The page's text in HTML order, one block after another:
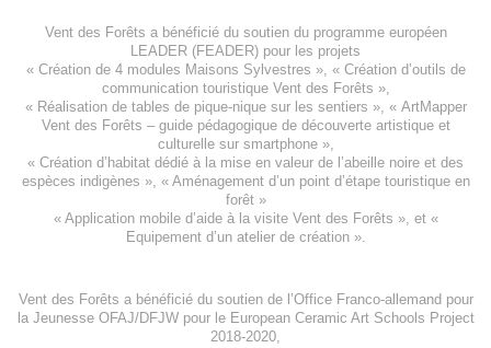
Vent des Forêts a bénéficié du soutien du programme européen
LEADER (FEADER) pour les projets
« Création de 4 modules Maisons Sylvestres », « Création d’outils de
communication touristique Vent des Forêts »,
« Réalisation de tables de pique-nique sur les sentiers », « ArtMapper
Vent des Forêts – guide pédagogique de découverte artistique et
culturelle sur smartphone »,
« Création d’habitat dédié à la mise en valeur de l’abeille noire et des
espèces indigènes », « Aménagement d’un point d’étape touristique en
forêt»
« Application mobile d’aide à la visite Vent des Forêts », et «
Equipement d’un atelier de création».
Vent des Forêts a bénéficié du soutien de l’Office Franco-allemand pour
la Jeunesse OFAJ/DFJWpour leEuropean Ceramic Art Schools Project
2018-2020